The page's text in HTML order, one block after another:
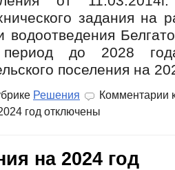
задания на
период до 2028
поселения на
Решения Комментарии
год отключены
на 2024 год